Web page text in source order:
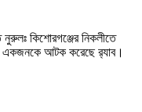
কিশোরগঞ্জের নিকলীতে
একজনকে আটক করেছে র‌্যাব।